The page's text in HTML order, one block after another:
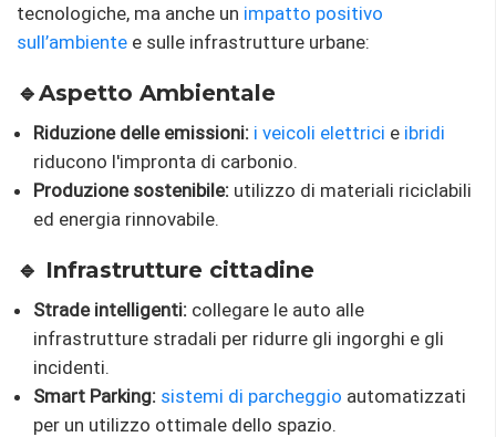
tecnologiche, ma anche un impatto positivo
sull’ambiente e sulle infrastrutture urbane:
🔹Aspetto Ambientale
Riduzione delle emissioni: i veicoli elettrici e ibridi
riducono l'impronta di carbonio.
Produzione sostenibile: utilizzo di materiali riciclabili
ed energia rinnovabile.
🔹 Infrastrutture cittadine
Strade intelligenti: collegare le auto alle
infrastrutture stradali per ridurre gli ingorghi e gli
incidenti.
Smart Parking: sistemi di parcheggio automatizzati
per un utilizzo ottimale dello spazio.